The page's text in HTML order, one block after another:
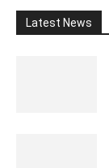
Latest News